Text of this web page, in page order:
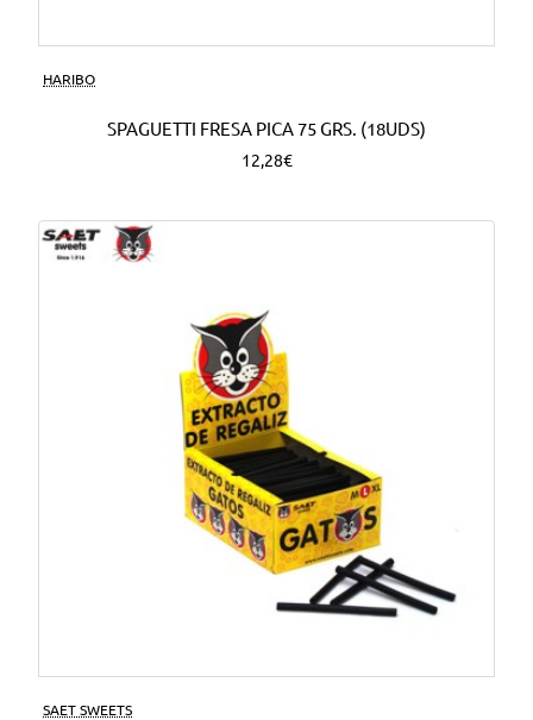
HARIBO
SPAGUETTI FRESA PICA 75 GRS. (18UDS)
12,28€
SAET SWEETS